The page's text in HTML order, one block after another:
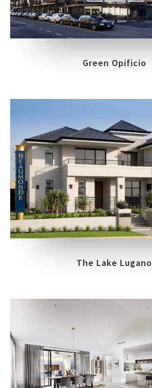
Green Opificio
The Lake Lugano